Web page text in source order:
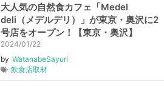
大人気の自然食カフェ「Medel
deli（メデルデリ）」が東京・奥沢に2
号店をオープン！【東京・奥沢】
2024/01/22
by WatanabeSayuri
飲食店取材